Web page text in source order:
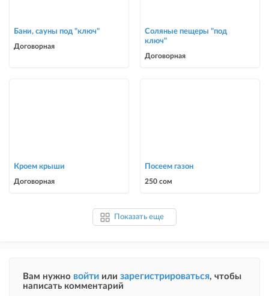
Бани, сауны под "ключ"
Договорная
Соляные пещеры "под
ключ"
Договорная
Кроем крыши
Договорная
Посеем газон
250 сом
Показать еще
Вам нужно войти или зарегистрироваться, чтобы
написать комментарий